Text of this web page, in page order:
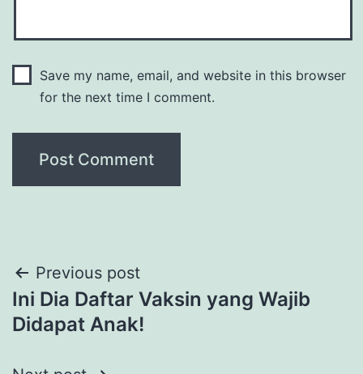
Save my name, email, and website in this browser
for the next time I comment.
Post
navigation
Previous post
Ini Dia Daftar Vaksin yang Wajib
Didapat Anak!